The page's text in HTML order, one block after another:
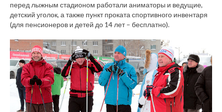
перед лыжным стадионом работали аниматоры и ведущие,
детский уголок, а также пункт проката спортивного инвентаря
(для пенсионеров и детей до 14 лет – бесплатно).